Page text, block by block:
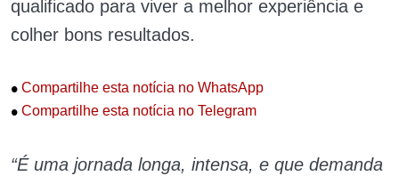
qualificado para viver a melhor experiência e
colher bons resultados.
• Compartilhe esta notícia no WhatsApp
• Compartilhe esta notícia no Telegram
“É uma jornada longa, intensa, e que demanda